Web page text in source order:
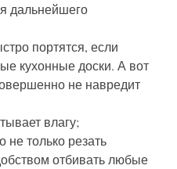
дальнейшего
портятся, если
кухонные доски. А вот
не навредит
влагу;
не только резать
отбивать любые